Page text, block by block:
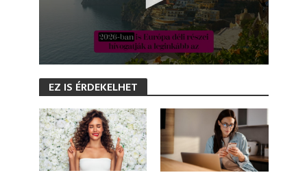
s
o
n
d
s
o
f
EZ IS ÉRDEKELHET